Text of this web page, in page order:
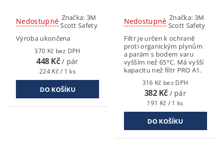
Nedostupné Značka:3M
Scott Safety
Výroba ukončena
370 Kč bez DPH
448 Kč/ pár
224 Kč / 1 ks
Nedostupné Značka: 3M
Scott Safety
Filtr je určen k ochraně
proti organickým plynům
a parám s bodem varu
vyšším než 65°C. Má vyšší
kapacitu než filtr PRO A1.
316 Kč bez DPH
382 Kč / pár
191 Kč / 1 ks